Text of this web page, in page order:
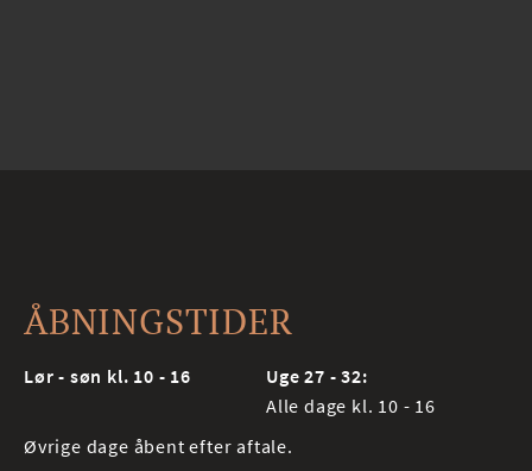
ÅBNINGSTIDER
Lør - søn kl. 10 - 16
Uge 27 - 32:
Alle dage kl. 10 - 16
Øvrige dage åbent efter aftale.